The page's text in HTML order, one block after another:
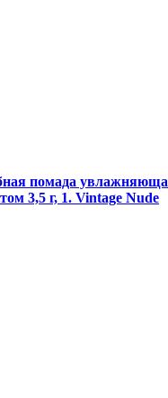
помада
3,5 г, 1. Vintage Nude